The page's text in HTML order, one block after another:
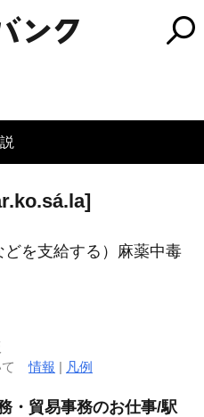
を支給する）麻薬中毒
て情報 | 凡例
・貿易事務のお仕事/駅